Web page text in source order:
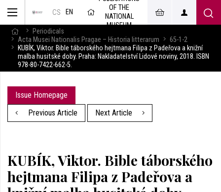
CS EN
OF THE
NATIONAL
MUSEUM
Periodicals
Acta Musei Nationalis Pragae – Historia litterarum
65-1-2
KUBÍK, Viktor. Bible táborského hejtmana Filipa z Padeřova a knižní
malba husitské doby. Praha: Nakladatelství Lidové noviny, 2018. ISBN
978-80-7422-662-5.
Issue Homepage
Previous Article
Next Article
KUBÍK, Viktor. Bible táborského
hejtmana Filipa z Padeřova a